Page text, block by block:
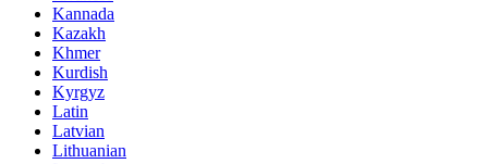
Kannada
Kazakh
Khmer
Kurdish
Kyrgyz
Latin
Latvian
Lithuanian